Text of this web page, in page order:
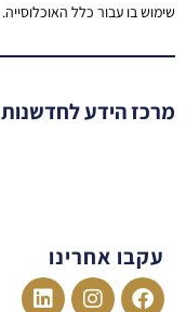
שימוש בו עבור כלל האוכלוסייה.
מרכז הידע לחדשנות
עקבו אחרינו